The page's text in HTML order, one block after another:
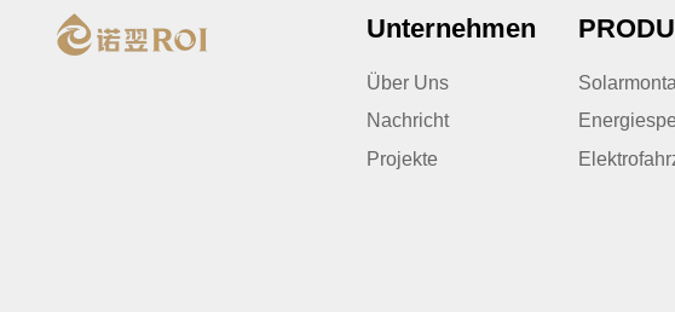
Unternehmen
Über Uns
Nachricht
Projekte